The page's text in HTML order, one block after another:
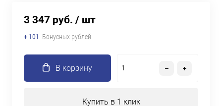
3 347 руб. / шт
+ 101 Бонусных рублей
В корзину
Купить в 1 клик